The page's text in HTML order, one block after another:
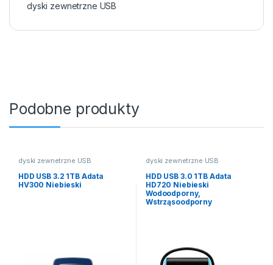
dyski zewnetrzne USB
Podobne produkty
dyski zewnetrzne USB
HDD USB 3.2 1TB Adata
HV300 Niebieski
dyski zewnetrzne USB
HDD USB 3.0 1TB Adata
HD720 Niebieski
Wodoodporny,
Wstrząsoodporny